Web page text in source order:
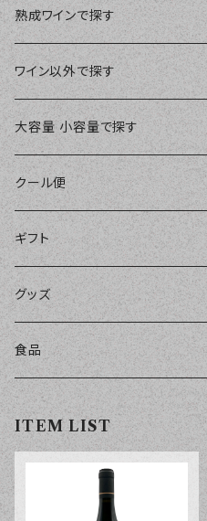
ブルゴーニュ
シャンパーニュ
ローヌ
ロワール
アルザス
ラングドック・ルーション
フランス他
スペイン
ドイツ
アメリカ
ヨーロッパ他
その他の国
￥3,000～￥3,999
￥4,000～￥4,999
￥5,000～￥9,999
￥10,000～
濃い赤ワイン
バランスの良い赤ワイン
軽めの赤ワイン
白ワイン
すっきり辛口白ワイン
爽やかな辛口白ワイン
樽も感じられるバランスの良い白ワイン
樽もしっかり辛口白ワイン
華やかな辛口白ワイン
オレンジワイン
スパークリングワイン
微発泡ワイン
ロゼワイン
やや辛口ワイン
やや甘口ワイン
甘口ワイン
極甘口ワイン
熟成ワインで探す
ワイン以外で探す
ブランデー
コニャック
カルヴァドス
ブランデー他
シェリー
ウイスキー
リキュール
ノンアルコール
大容量 小容量で探す
クール便
ギフト
グッズ
食品
ITEM LIST